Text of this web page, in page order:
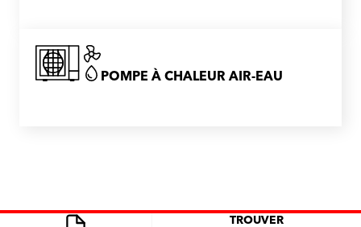
POMPE À CHALEUR AIR-EAU
TROUVER